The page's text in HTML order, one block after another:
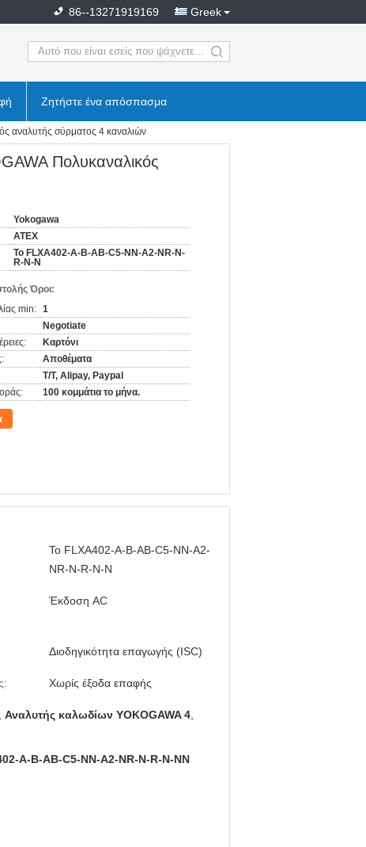
Greek
86--13271919169
search
Ζητήστε ένα απόσπασμα
αναλυτής σύρματος 4 καναλιών
Πολυκαναλικός
Yokogawa
ATEX
Το FLXA402-A-B-AB-C5-NN-A2-NR-N-
R-N-N
Όροι:
min: 1
Negotiate
Καρτόνι
Αποθέματα
Τ/Τ, Alipay, Paypal
100 κομμάτια το μήνα.
Το FLXA402-A-B-AB-C5-NN-A2-
NR-N-R-N-N
Έκδοση AC
Διοδηγικότητα επαγωγής (ISC)
Χωρίς έξοδα επαφής
Αναλυτής καλωδίων YOKOGAWA 4
A-B-AB-C5-NN-A2-NR-N-R-N-NN